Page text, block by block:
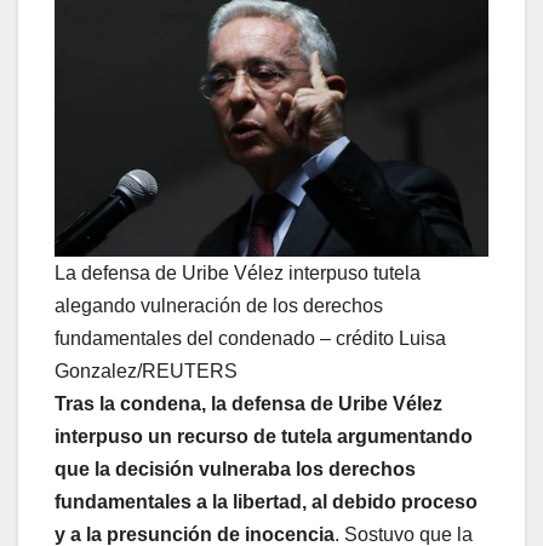
La defensa de Uribe Vélez interpuso tutela
alegando vulneración de los derechos
fundamentales del condenado – crédito Luisa
Gonzalez/REUTERS
Tras la condena, la defensa de Uribe Vélez
interpuso un recurso de tutela argumentando
que la decisión vulneraba los derechos
fundamentales a la libertad, al debido proceso
y a la presunción de inocencia. Sostuvo que la